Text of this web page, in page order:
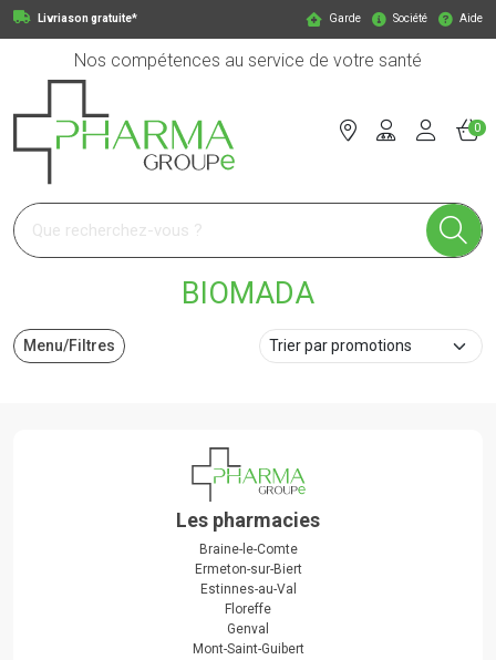
Livriason gratuite* Garde Société Aide
Nos compétences au service de votre santé
Pharmagroupe Votre pharmacie en ligne à votre service
0
BIOMADA
Menu/Filtres
Les pharmacies
Braine-le-Comte
Ermeton-sur-Biert
Estinnes-au-Val
Floreffe
Genval
Mont-Saint-Guibert